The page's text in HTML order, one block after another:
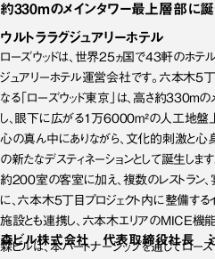
約330ｍのメインタワー最上層部に
ウルトララグジュアリーホテル
ローズウッドは、世界25ヵ国で43軒のホテ
ジュアリーホテル運営会社です。六本木5
なる「ローズウッド東京」は、高さ約330ｍ
し、眼下に広がる1万6000m²の人工地盤
心の真ん中にありながら、文化的刺激と心
の新たなデスティネーションとして誕生します
約200室の客室に加え、複数のレストラン、
に、六本木5丁目プロジェクト内に整備する
施設とも連携し、六本木エリアのMICE機
森ビル株式会社 代表取締役社長 辻
森ビルは、本パートナーシップを通じてロー